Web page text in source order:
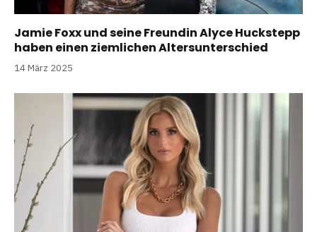
Jamie Foxx und seine Freundin Alyce Huckstepp
haben einen ziemlichen Altersunterschied
14 März 2025